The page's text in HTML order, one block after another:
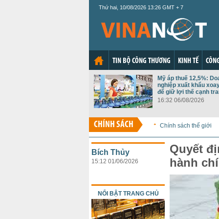
Thứ hai, 10/08/2026 13:26 GMT + 7
TIN BỘ CÔNG THƯƠNG KINH TẾ
Mỹ áp thuế 12,5%:
nghiệp xuất khẩu
để giữ lợi thế cạnh
16:32 06/08/2026
CHÍNH SÁCH Chính sách thế giới
Quyết
hành
Bích Thủy
15:12 01/06/2026
NỔI BẬT TRANG CHỦ